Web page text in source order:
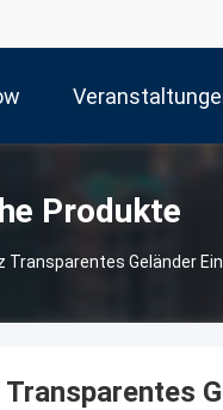
Produkte
Transparentes Geländer